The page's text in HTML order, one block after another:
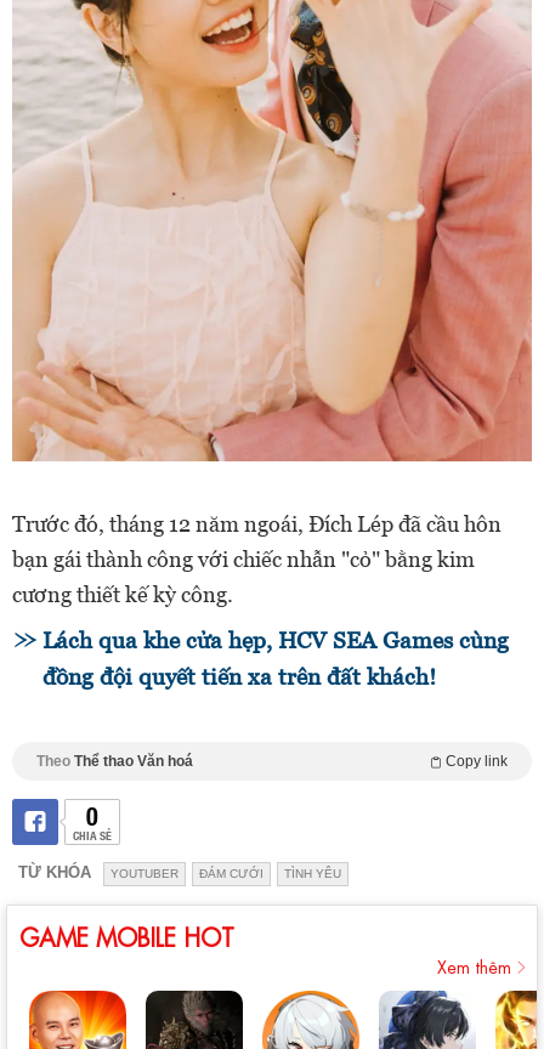
Trước đó, tháng 12 năm ngoái, Đích Lép đã cầu hôn
bạn gái thành công với chiếc nhẫn "cỏ" bằng kim
cương thiết kế kỳ công.
Lách qua khe cửa hẹp, HCV SEA Games cùng
đồng đội quyết tiến xa trên đất khách!
Theo Thể thao Văn hoá Copy link
0
CHIA SẺ
TỪ KHÓA YOUTUBER ĐÁM CƯỚI TÌNH YÊU
GAME MOBILE HOT
Xem thêm